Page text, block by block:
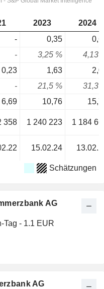
2023
2024
- 0,35
- 3,25 %
4,13
0,23 1,63
- 21,5 %
31,3
6,69 10,76
358 1 240 223 1 184
15.02.24
Schätzungen
AG
Tag - 1.1 EUR
AG